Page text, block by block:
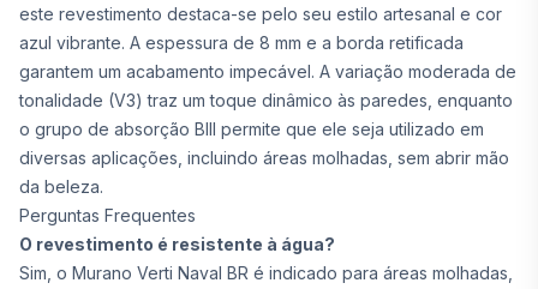
este revestimento destaca-se pelo seu estilo artesanal e cor
azul vibrante. A espessura de 8 mm e a borda retificada
garantem um acabamento impecável. A variação moderada de
tonalidade (V3) traz um toque dinâmico às paredes, enquanto
o grupo de absorção BIII permite que ele seja utilizado em
diversas aplicações, incluindo áreas molhadas, sem abrir mão
da beleza.
Perguntas Frequentes
O revestimento é resistente à água?
Sim, o Murano Verti Naval BR é indicado para áreas molhadas,